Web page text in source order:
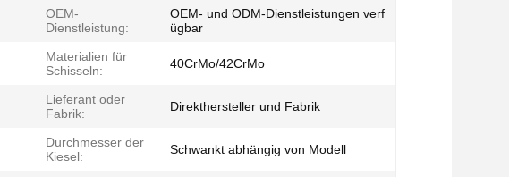
OEM-
Dienstleistung:
OEM- und ODM-Dienstleistungen verf
ügbar
Materialien für
Schisseln:
40CrMo/42CrMo
Lieferant oder
Fabrik:
Direkthersteller und Fabrik
Durchmesser der
Kiesel:
Schwankt abhängig von Modell